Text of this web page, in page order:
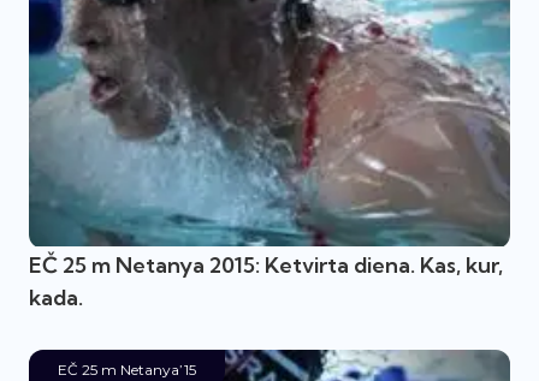
EČ 25 m Netanya 2015: Ketvirta diena. Kas, kur,
kada.
EČ 25 m Netanya’15